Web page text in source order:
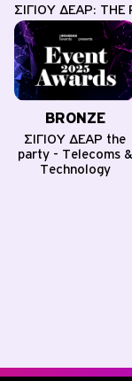
ΣΙΓΙΟΥ ΔΕΑΡ:
BRONZE
ΣΙΓΙΟΥ ΔΕΑΡ the
party - Telecoms &
Technology